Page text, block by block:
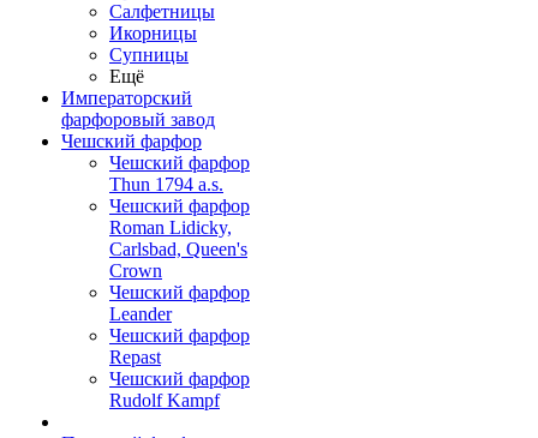
Салфетницы
Икорницы
Супницы
Ещё
Императорский
фарфоровый завод
Чешский фарфор
Чешский фарфор
Thun 1794 a.s.
Чешский фарфор
Roman Lidicky,
Carlsbad, Queen's
Crown
Чешский фарфор
Leander
Чешский фарфор
Repast
Чешский фарфор
Rudolf Kampf